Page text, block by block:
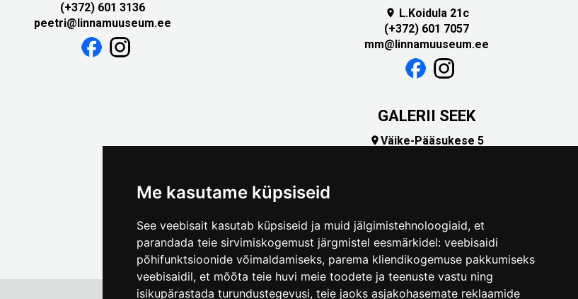
Me kasutame küpsiseid
See veebisait kasutab küpsiseid ja muid jälgimistehnoloogiaid, et
parandada teie sirvimiskogemust järgmistel eesmärkidel: veebisaidi
põhifunktsioonide võimaldamiseks, parema kliendikogemuse pakkumiseks
veebisaidil, et mõõta teie huvi meie toodete ja teenuste vastu ning
isikupärastada turundustegevusi, teie jaoks asjakohasemate reklaamide
(+372) 601 3136
peetri@linnamuuseum.ee
 L.Koidula 21c
(+372) 601 7057
mm@linnamuuseum.ee
GALERII SEEK
Väike-Pääsukese 5